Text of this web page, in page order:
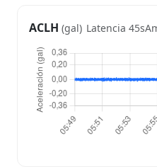
ACLH (gal) Latencia 45s